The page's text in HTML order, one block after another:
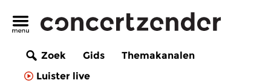
Zoek Gids
Themakanalen
Luister live